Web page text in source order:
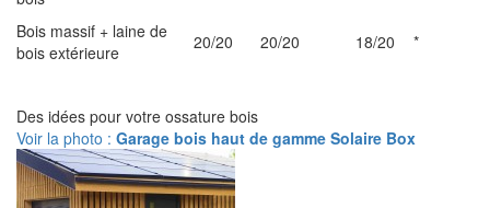
Bois massif + laine de
bois extérieure
20/20 20/20 18/20 *
Des idées pour votre ossature bois
Voir la photo : Garage bois haut de gamme Solaire Box